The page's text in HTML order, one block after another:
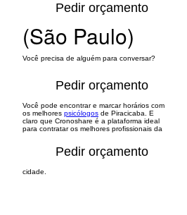
Pedir orçamento
Pedir orçamento
Pedir orçamento
(São Paulo)
Você precisa de alguém para conversar?
Você pode encontrar e marcar horários com
os melhores psicólogos de Piracicaba. E
claro que Cronoshare é a plataforma ideal
para contratar os melhores profissionais da
cidade.